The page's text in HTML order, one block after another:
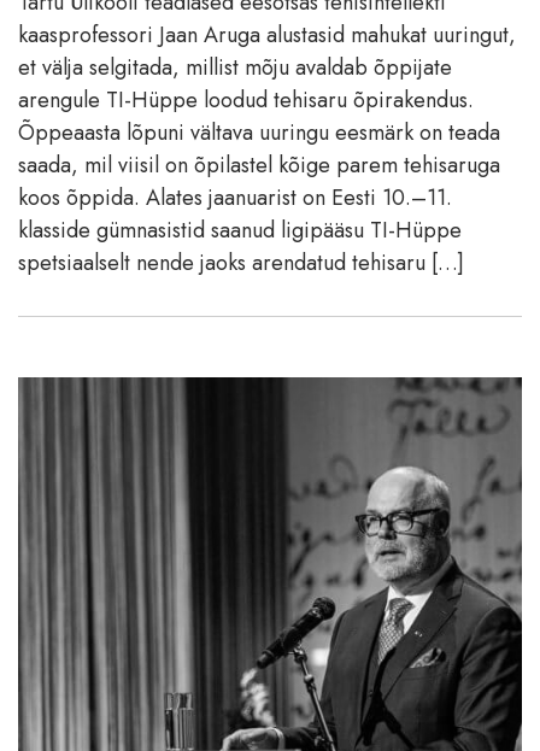
kaasprofessori Jaan Aruga alustasid mahukat uuringut,
et välja selgitada, millist mõju avaldab õppijate
arengule TI-Hüppe loodud tehisaru õpirakendus.
Õppeaasta lõpuni vältava uuringu eesmärk on teada
saada, mil viisil on õpilastel kõige parem tehisaruga
koos õppida. Alates jaanuarist on Eesti 10.–11.
klasside gümnasistid saanud ligipääsu TI-Hüppe
spetsiaalselt nende jaoks arendatud tehisaru […]